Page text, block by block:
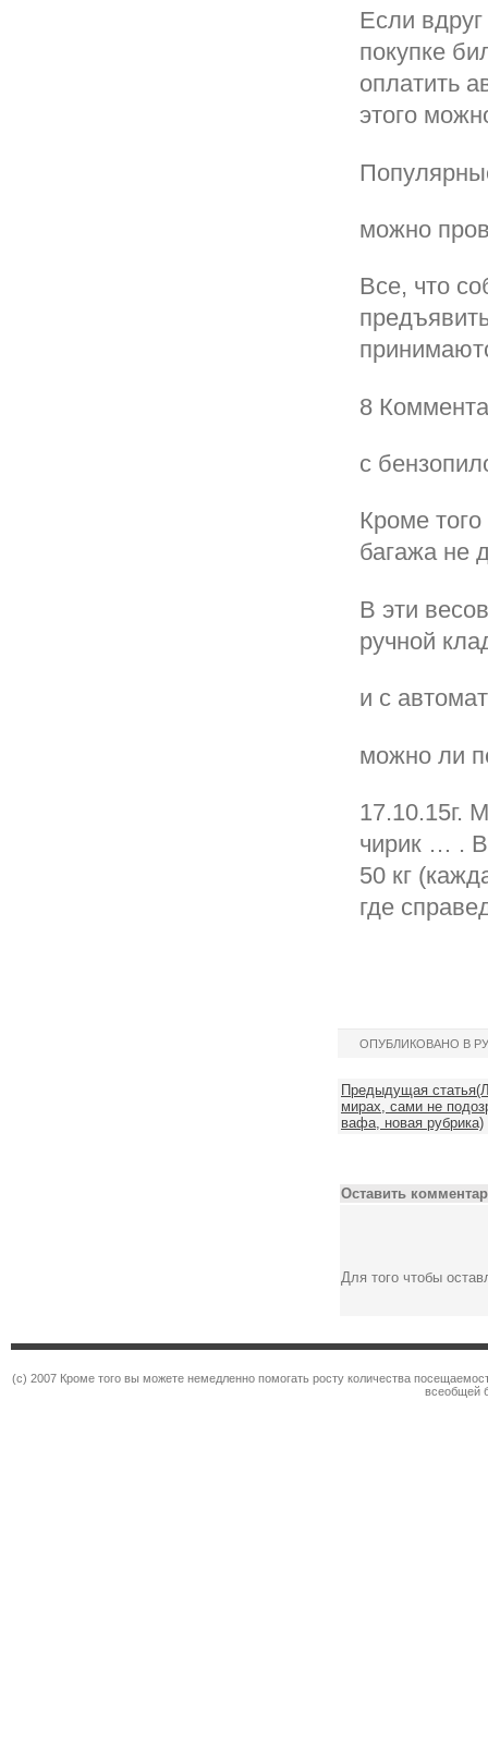
Если
покупке
оплатить
этого
можно
Все, что
8
с
Кроме
багажа не
В эти
ручной
и с
можно ли
17.10.15г.
чирик … .
50 кг
где
ОПУБЛИКОВАНО В
Предыдущая
мирах, сами не
вафа, новая рубрика)
Оставить
Для того чтобы
(c) 2007 Кроме того вы можете немедленно помогать росту количества
всеобщей